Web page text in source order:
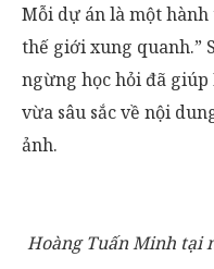
Mỗi dự án là một
thế giới xung quanh.”
ngừng học hỏi đã
vừa sâu sắc về nội
ảnh.
Hoàng Tuấn Minh tại